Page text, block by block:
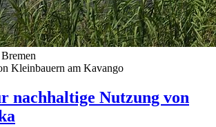
Kleinbauern am Kavango
nachhaltige Nutzung von